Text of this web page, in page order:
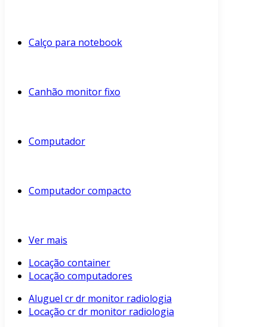
Calço para notebook
Canhão monitor fixo
Computador
Computador compacto
Ver mais
Locação container
Locação computadores
Aluguel cr dr monitor radiologia
Locação cr dr monitor radiologia